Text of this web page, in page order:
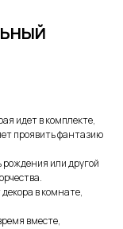
идет в комплекте,
проявить фантазию
или другой
в комнате,
вместе,